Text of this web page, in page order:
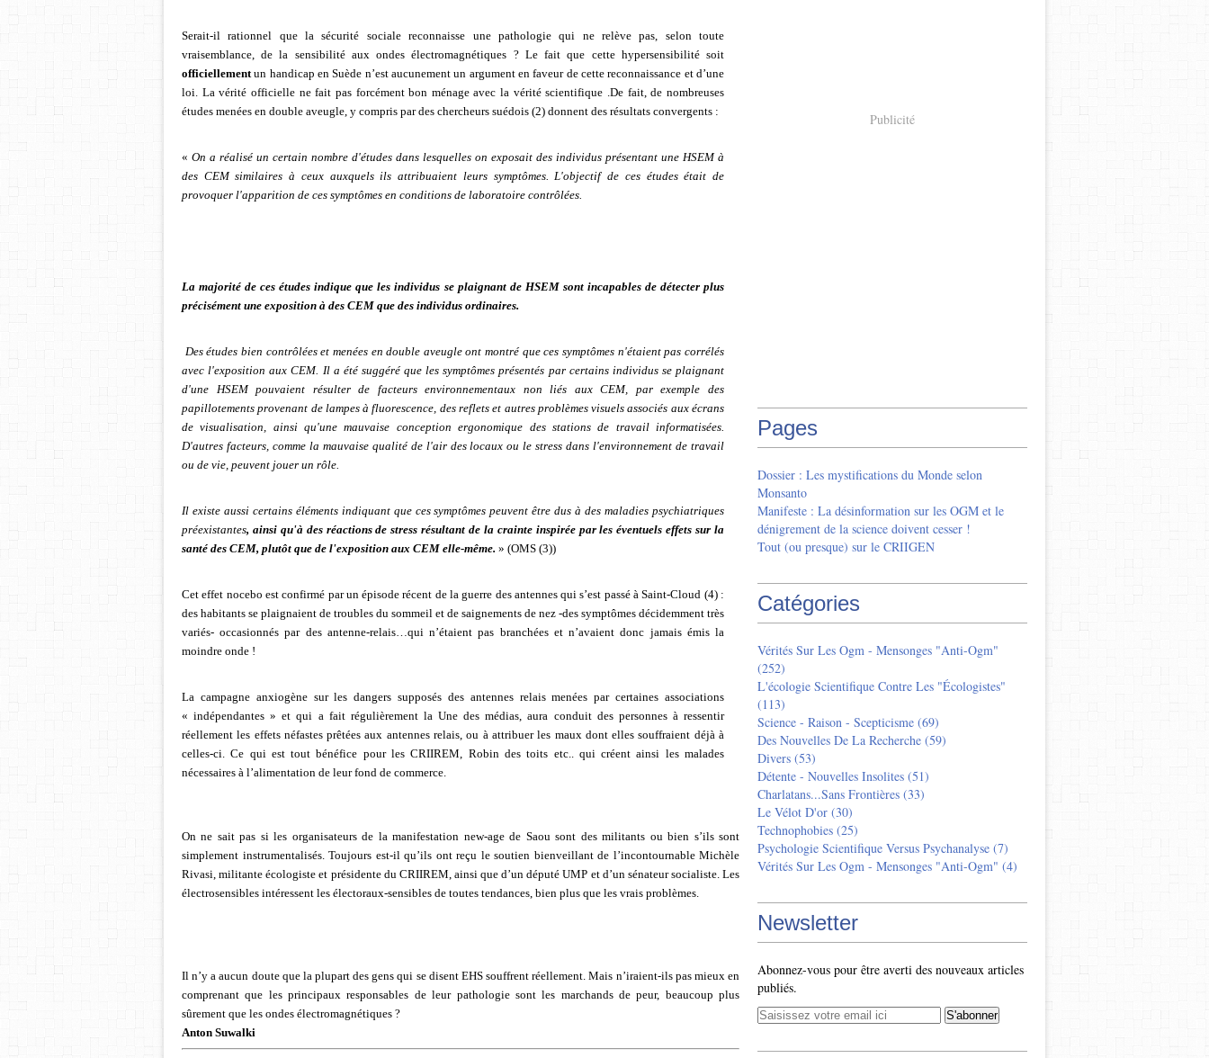
Serait-il rationnel que la sécurité sociale reconnaisse une pathologie qui ne relève pas, selon toute
vraisemblance, de la sensibilité aux ondes électromagnétiques ? Le fait que cette hypersensibilité soit
officiellementun handicap en Suède n’est aucunement un argument en faveur de cette reconnaissance et d’une
loi. La vérité officielle ne fait pas forcément bon ménage avec la vérité scientifique .De fait, de nombreuses
études menées en double aveugle, y compris par des chercheurs suédois (2) donnent des résultats convergents :
« On a réalisé un certain nombre d'études dans lesquelles on exposait des individus présentant une HSEM à
des CEM similaires à ceux auxquels ils attribuaient leurs symptômes. L'objectif de ces études était de
provoquer l'apparition de ces symptômes en conditions de laboratoire contrôlées.
La majorité de ces études indique que les individus se plaignant de HSEM sont incapables de détecter plus
précisément une exposition à des CEM que des individus ordinaires.
Des études bien contrôlées et menées en double aveugle ont montré que ces symptômes n'étaient pas corrélés
avec l'exposition aux CEM. Il a été suggéré que les symptômes présentés par certains individus se plaignant
d'une HSEM pouvaient résulter de facteurs environnementaux non liés aux CEM, par exemple des
papillotements provenant de lampes à fluorescence, des reflets et autres problèmes visuels associés aux écrans
de visualisation, ainsi qu'une mauvaise conception ergonomique des stations de travail informatisées.
D'autres facteurs, comme la mauvaise qualité de l'air des locaux ou le stress dans l'environnement de travail
ou de vie, peuvent jouer un rôle.
Il existe aussi certains éléments indiquant que ces symptômes peuvent être dus à des maladies psychiatriques
préexistantes, ainsi qu'à des réactions de stress résultant de la crainte inspirée par les éventuels effets sur la
santé des CEM, plutôt que de l'exposition aux CEM elle-même. » (OMS (3))
Cet effet nocebo est confirmé par un épisode récent de la guerre des antennes qui s’est passé à Saint-Cloud (4) :
des habitants se plaignaient de troubles du sommeil et de saignements de nez -des symptômes décidemment très
variés- occasionnés par des antenne-relais…qui n’étaient pas branchées et n’avaient donc jamais émis la
moindre onde !
La campagne anxiogène sur les dangers supposés des antennes relais menées par certaines associations
« indépendantes » et qui a fait régulièrement la Une des médias, aura conduit des personnes à ressentir
réellement les effets néfastes prêtées aux antennes relais, ou à attribuer les maux dont elles souffraient déjà à
celles-ci. Ce qui est tout bénéfice pour les CRIIREM, Robin des toits etc.. qui créent ainsi les malades
nécessaires à l’alimentation de leur fond de commerce.
On ne sait pas si les organisateurs de la manifestation new-age de Saou sont des militants ou bien s’ils sont
simplement instrumentalisés. Toujours est-il qu’ils ont reçu le soutien bienveillant de l’incontournable Michèle
Rivasi, militante écologiste et présidente du CRIIREM, ainsi que d’un député UMP et d’un sénateur socialiste. Les
électrosensibles intéressent les électoraux-sensibles de toutes tendances, bien plus que les vrais problèmes.
Il n’y a aucun doute que la plupart des gens qui se disent EHS souffrent réellement. Mais n’iraient-ils pas mieux en
comprenant que les principaux responsables de leur pathologie sont les marchands de peur, beaucoup plus
sûrement que les ondes électromagnétiques ?
Anton Suwalki
Publicité
Pages
Dossier : Les mystifications du Monde selon
Monsanto
Manifeste : La désinformation sur les OGM et le
dénigrement de la science doivent cesser !
Tout (ou presque) sur le CRIIGEN
Catégories
Vérités Sur Les Ogm - Mensonges "anti-Ogm"
(252)
L'écologie Scientifique Contre Les "écologistes"
(113)
Science - Raison - Scepticisme (69)
Des Nouvelles De La Recherche (59)
Divers (53)
Détente - Nouvelles Insolites (51)
Charlatans...sans Frontières (33)
Le Vélot D'or (30)
Technophobies (25)
Psychologie Scientifique Versus Psychanalyse (7)
Vérités Sur Les Ogm - Mensonges "anti-Ogm" (4)
Newsletter
Abonnez-vous pour être averti des nouveaux articles
publiés.